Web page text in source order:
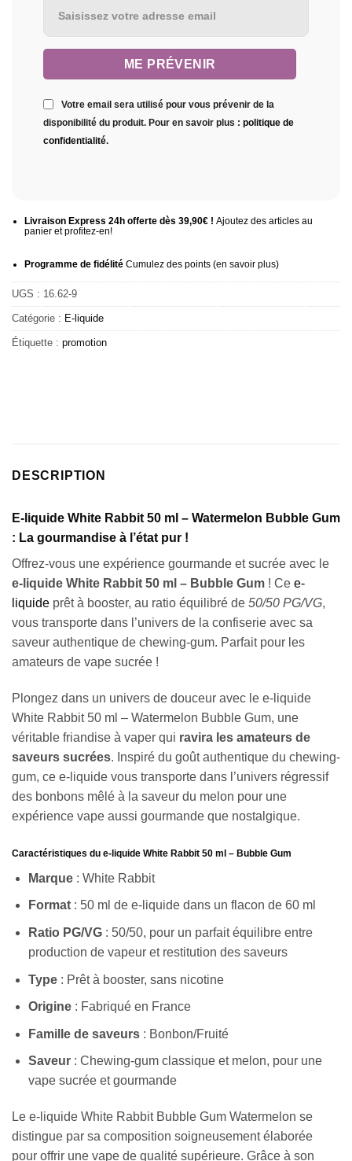
Votre email sera utilisé pour vous prévenir de la
disponibilité du produit. Pour en savoir plus : politique de
confidentialité.
Livraison Express 24h offerte dès 39,90€ ! Ajoutez des articles au
panier et profitez-en!
Programme de fidélitéCumulez des points (en savoir plus)
UGS : 16.62-9
Catégorie : E-liquide
Étiquette : promotion
DESCRIPTION
E-liquide White Rabbit 50 ml – Watermelon Bubble Gum
: La gourmandise à l’état pur !
Offrez-vous une expérience gourmande et sucrée avec le
e-liquide White Rabbit 50 ml – Bubble Gum ! Ce e-
liquide prêt à booster, au ratio équilibré de 50/50 PG/VG,
vous transporte dans l’univers de la confiserie avec sa
saveur authentique de chewing-gum. Parfait pour les
amateurs de vape sucrée !
Plongez dans un univers de douceur avec le e-liquide
White Rabbit 50 ml – Watermelon Bubble Gum, une
véritable friandise à vaper qui ravira les amateurs de
saveurs sucrées. Inspiré du goût authentique du chewing-
gum, ce e-liquide vous transporte dans l’univers régressif
des bonbons mêlé à la saveur du melon pour une
expérience vape aussi gourmande que nostalgique.
Caractéristiques du e-liquide White Rabbit 50 ml – Bubble Gum
Marque: White Rabbit
Format: 50 ml de e-liquide dans un flacon de 60 ml
Ratio PG/VG: 50/50, pour un parfait équilibre entre
production de vapeur et restitution des saveurs
Type: Prêt à booster, sans nicotine
Origine: Fabriqué en France
Famille de saveurs: Bonbon/Fruité
Saveur: Chewing-gum classique et melon, pour une
vape sucrée et gourmande
Le e-liquide White Rabbit Bubble Gum Watermelon se
distingue par sa composition soigneusement élaborée
pour offrir une vape de qualité supérieure. Grâce à son